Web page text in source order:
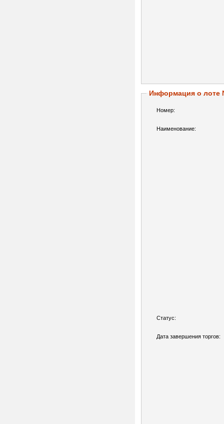
Информация о лоте
Номер:
Наименование:
Статус:
Дата завершения торгов: